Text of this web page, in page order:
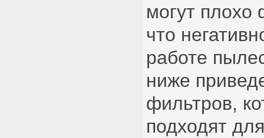
могут плохо
что
работе
ниже
фильтров,
подходят